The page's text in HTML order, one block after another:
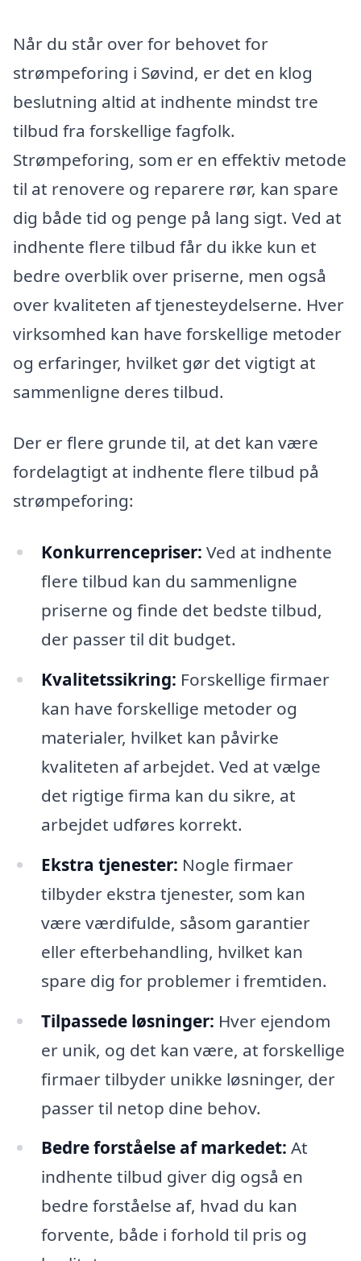
Når du står over for behovet for
strømpeforing i Søvind, er det en klog
beslutning altid at indhente mindst tre
tilbud fra forskellige fagfolk.
Strømpeforing, som er en effektiv metode
til at renovere og reparere rør, kan spare
dig både tid og penge på lang sigt. Ved at
indhente flere tilbud får du ikke kun et
bedre overblik over priserne, men også
over kvaliteten af tjenesteydelserne. Hver
virksomhed kan have forskellige metoder
og erfaringer, hvilket gør det vigtigt at
sammenligne deres tilbud.
Der er flere grunde til, at det kan være
fordelagtigt at indhente flere tilbud på
strømpeforing:
Konkurrencepriser: Ved at indhente
flere tilbud kan du sammenligne
priserne og finde det bedste tilbud,
der passer til dit budget.
Kvalitetssikring: Forskellige firmaer
kan have forskellige metoder og
materialer, hvilket kan påvirke
kvaliteten af arbejdet. Ved at vælge
det rigtige firma kan du sikre, at
arbejdet udføres korrekt.
Ekstra tjenester: Nogle firmaer
tilbyder ekstra tjenester, som kan
være værdifulde, såsom garantier
eller efterbehandling, hvilket kan
spare dig for problemer i fremtiden.
Tilpassede løsninger: Hver ejendom
er unik, og det kan være, at forskellige
firmaer tilbyder unikke løsninger, der
passer til netop dine behov.
Bedre forståelse af markedet: At
indhente tilbud giver dig også en
bedre forståelse af, hvad du kan
forvente, både i forhold til pris og